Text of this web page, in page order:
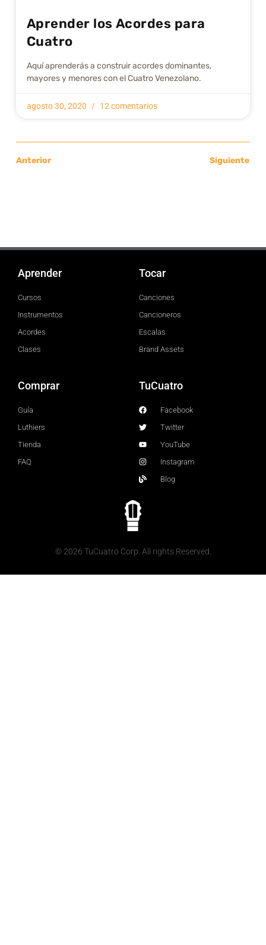
Aprender los Acordes para
Cuatro
Aquí aprenderás a construir acordes dominantes,
mayores y menores con el Cuatro Venezolano.
agosto 30, 2020 12 comentarios
Anterior Siguiente
Aprender
Cursos
Instrumentos
Acordes
Clases
Tocar
Canciones
Cancioneros
Escalas
Brand Assets
Comprar
Guía
Luthiers
Tienda
FAQ
TuCuatro
Facebook
Twitter
YouTube
Instagram
Blog
© 2026 TuCuatro Corp. All rights Reserved.